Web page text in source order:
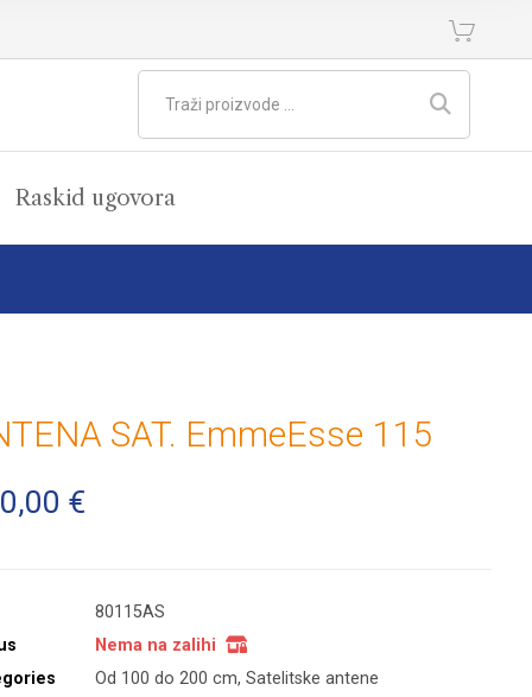
Raskid ugovora
SAT. EmmeEsse 115
€
80115AS
Nema na zalihi
Od 100 do 200 cm,Satelitske antene